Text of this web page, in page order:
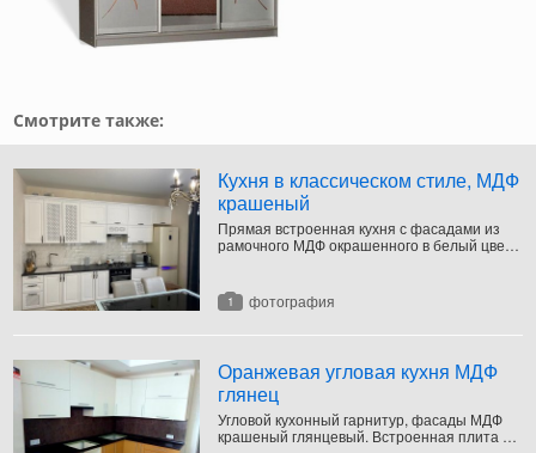
Смотрите также:
Кухня в классическом стиле, МДФ
крашеный
Прямая встроенная кухня с фасадами из
рамочного МДФ окрашенного в белый цвет.
решетками на фасадах.
1 фотография
Оранжевая угловая кухня МДФ
глянец
Угловой кухонный гарнитур, фасады МДФ
крашеный глянцевый. Встроенная плита и